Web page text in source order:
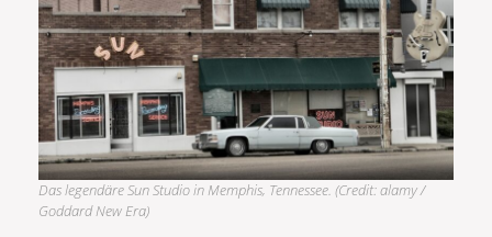
Das legendäre Sun Studio in Memphis, Tennessee. (Credit: alamy /
Goddard New Era)